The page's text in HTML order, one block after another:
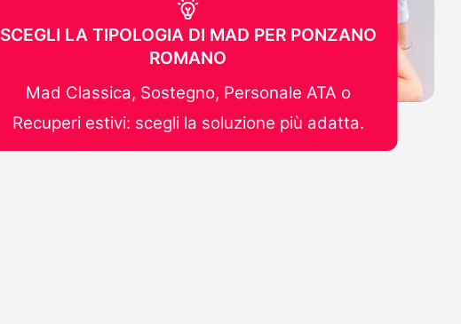
SCEGLI LA TIPOLOGIA DI MAD PER PONZANO
ROMANO
Mad Classica, Sostegno, Personale ATA o
Recuperi estivi: scegli la soluzione più adatta.